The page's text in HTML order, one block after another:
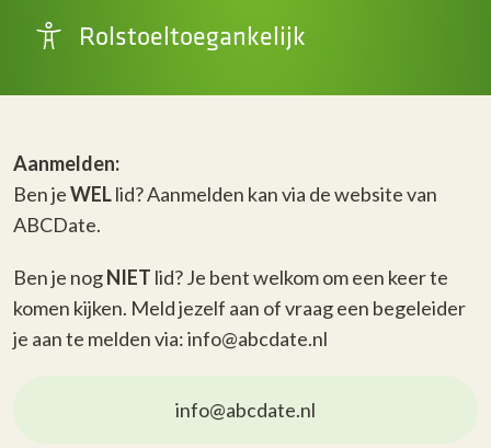
Rolstoeltoegankelijk
Aanmelden:
Ben jeWELlid? Aanmelden kan via de website van
ABCDate.
Ben je nogNIET lid? Je bent welkom om een keer te
komen kijken. Meld jezelf aan of vraag een begeleider
je aan te melden via: info@abcdate.nl
info@abcdate.nl